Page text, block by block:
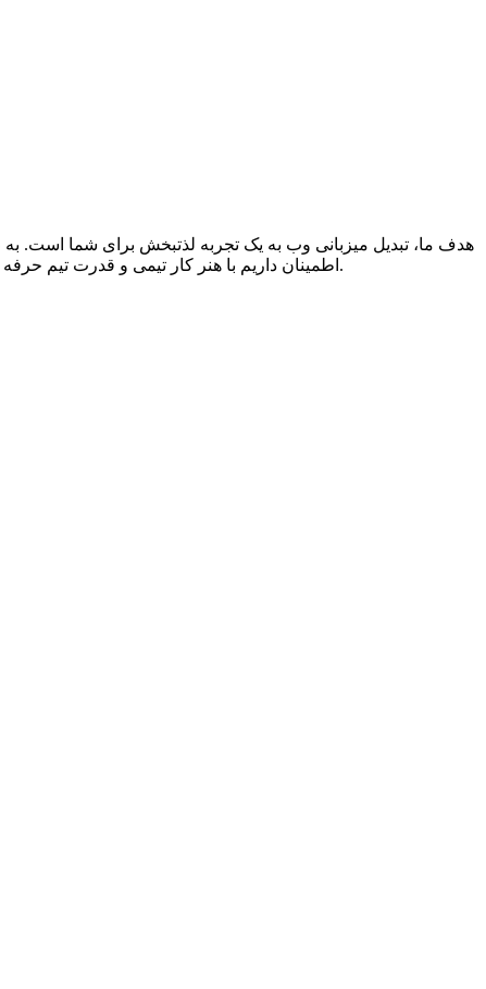
اطمینان داریم با هنر کار تیمی و قدرت تیم حرفه ای متخصصان پارسه دو، می توانیم به رویاهای شما رنگ واقعیت ببخشیم و در تمامی بلندپروازی هایتان، حامی کسب و کار آنلاین شما بمانیم.